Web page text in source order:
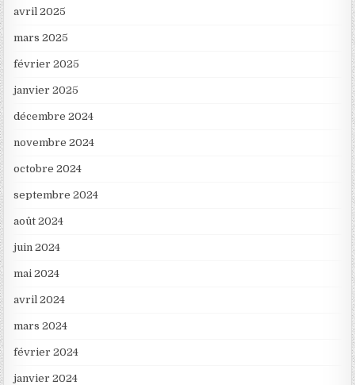
avril 2025
mars 2025
février 2025
janvier 2025
décembre 2024
novembre 2024
octobre 2024
septembre 2024
août 2024
juin 2024
mai 2024
avril 2024
mars 2024
février 2024
janvier 2024